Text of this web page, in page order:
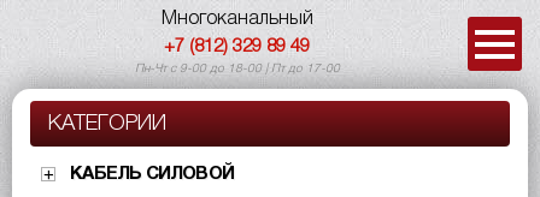
Многоканальный
+7 (812) 329 89 49
Пн-Чт с 9-00 до 18-00 | Пт до 17-00
КАТЕГОРИИ
КАБЕЛЬ СИЛОВОЙ